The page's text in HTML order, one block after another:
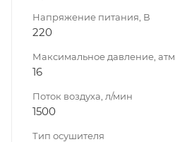
Напряжение питания, В
220
Максимальное давление, атм
16
Поток воздуха, л/мин
1500
Тип осушителя